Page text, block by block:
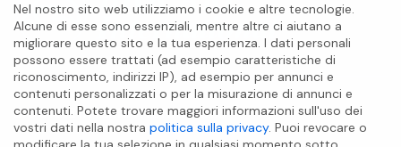
BIOCARE INTERNATIONAL S.A.S
Nel nostro sito web utilizziamo i cookie e altre tecnologie.
Alcune di esse sono essenziali, mentre altre ci aiutano a
migliorare questo sito e la tua esperienza. I dati personali
possono essere trattati (ad esempio caratteristiche di
riconoscimento, indirizzi IP), ad esempio per annunci e
contenuti personalizzati o per la misurazione di annunci e
contenuti. Potete trovare maggiori informazioni sull'uso dei
vostri dati nella nostra politica sulla privacy. Puoi revocare o